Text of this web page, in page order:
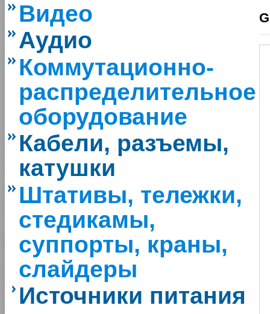
Видео
Аудио
Коммутационно-
распределительное
оборудование
Кабели, разъемы,
катушки
Штативы, тележки,
стедикамы,
суппорты, краны,
слайдеры
Источники питания